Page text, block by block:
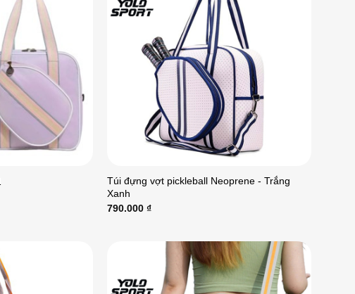
Túi đựng vợt pickleball Neoprene - Trắng
Xanh
790.000 ₫